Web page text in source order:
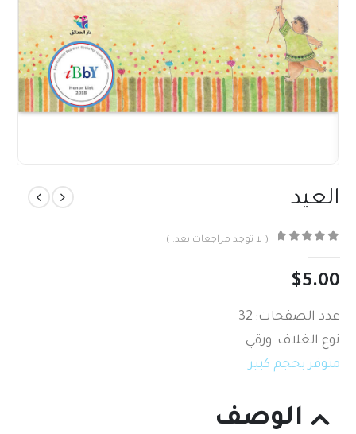
العيد
( لا توجد مراجعات بعد. )
$5.00
عدد الصفحات: 32
نوع الغلاف: ورقي
متوفر بحجم كبير
الوصف